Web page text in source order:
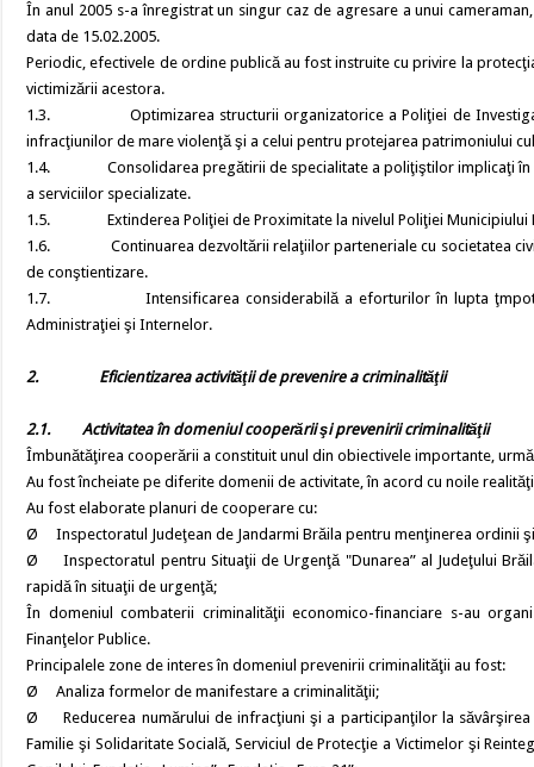
În anul 2005 s-a înregistrat un singur caz de agresare a unui
data de 15.02.2005.
Periodic, efectivele de ordine publică au fost instruite cu privire la
victimizării acestora.
1.3. Optimizarea structurii organizatorice a Poliţiei de Investigaţii
infracţiunilor de mare violenţă şi a celui pentru protejarea patrimoniului
1.4. Consolidarea pregătirii de specialitate a poliţiştilor implicaţi în
a serviciilor specializate.
1.5. Extinderea Poliţiei de Proximitate la nivelul Poliţiei Municipiului
1.6. Continuarea dezvoltării relaţiilor parteneriale cu societatea
de conştientizare.
1.7. Intensificarea considerabilă a eforturilor în lupta ţmpotriva
Administraţiei şi Internelor.
2. Eficientizarea activităţii de prevenire a criminalităţii
2.1.Activitatea în domeniul cooperării şi prevenirii criminalităţii
Îmbunătăţirea cooperării a constituit unul din obiectivele importante,
Au fost încheiate pe diferite domenii de activitate, în acord cu noile
Au fost elaborate planuri de cooperare cu:
Ø Inspectoratul Judeţean de Jandarmi Brăila pentru menţinerea ordinii
Ø Inspectoratul pentru Situaţii de Urgenţă "Dunarea” al Judeţului
rapidă în situaţii de urgenţă;
În domeniul combaterii criminalităţii economico-financiare s-au
Finanţelor Publice.
Principalele zone de interes în domeniul prevenirii criminalităţii au fost:
Ø Analiza formelor de manifestare a criminalităţii;
Ø Reducerea numărului de infracţiuni şi a participanţilor la
Familie şi Solidaritate Socială, Serviciul de Protecţie a Victimelor şi